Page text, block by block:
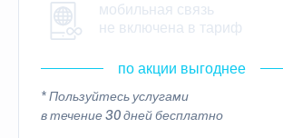
мобильная связь
не включена в тариф
по акции выгоднее
* Пользуйтесь услугами
в течение 30 дней бесплатно